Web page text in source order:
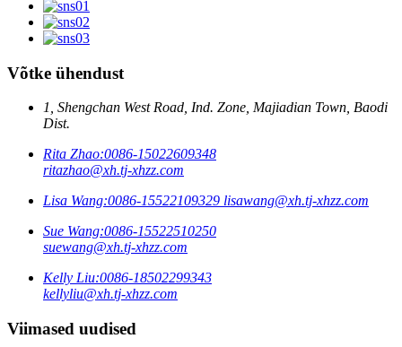
Võtke ühendust
1, Shengchan West Road, Ind. Zone, Majiadian Town, Baodi
Dist.
Rita Zhao:0086-15022609348
ritazhao@xh.tj-xhzz.com
Lisa Wang:0086-15522109329 lisawang@xh.tj-xhzz.com
Sue Wang:0086-15522510250
suewang@xh.tj-xhzz.com
Kelly Liu:0086-18502299343
kellyliu@xh.tj-xhzz.com
Viimased uudised